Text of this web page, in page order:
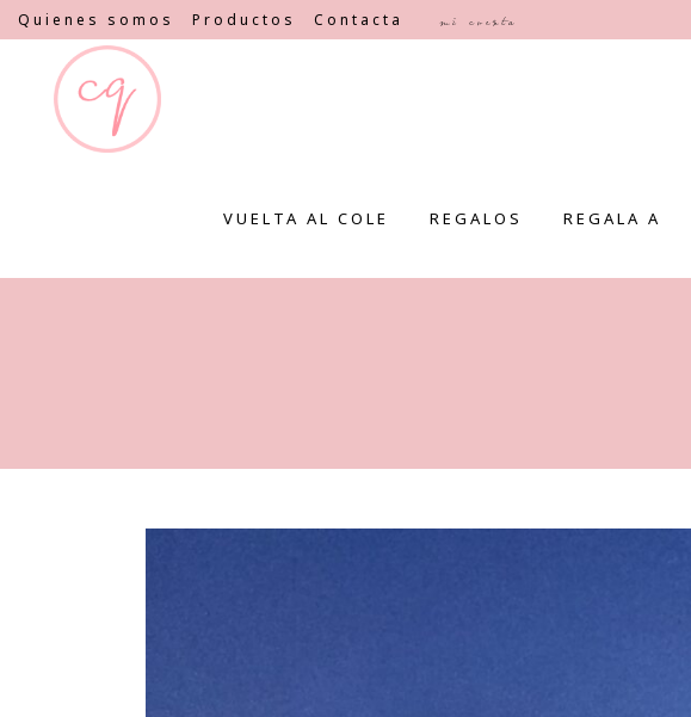
Quienes somos Productos Contacta Mi cuenta
VUELTA AL COLE REGALOS REGALA A